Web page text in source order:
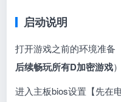
启动说明
打开游戏之前的环境准备
后续畅玩所有D加密游戏）
进入主板bios设置【先在